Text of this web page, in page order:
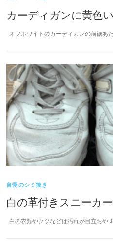
カーディガンに黄色
オフホワイトのカーディガンの前裾あ
自慢のシミ抜き
白の革付きスニーカ
白の衣類やクツなどは汚れが目立ちや